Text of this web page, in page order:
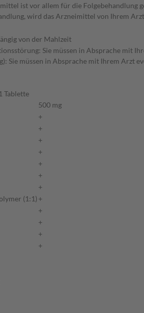
ist vor allem für die Folgebehandlung
wird das Arzneimittel von Ihrem
von der Mahlzeit
Sie müssen in Absprache mit
Sie müssen in Absprache mit Ihrem Arzt
Tablette
500 mg
+
+
+
+
+
+
+
(1:1) +
+
+
+
+